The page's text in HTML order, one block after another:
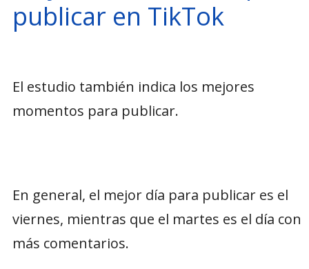
publicar en TikTok
El estudio también indica los mejores
momentos para publicar.
En general, el mejor día para publicar es el
viernes, mientras que el martes es el día con
más comentarios.